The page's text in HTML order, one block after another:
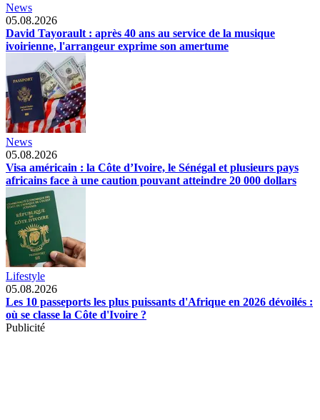
News
05.08.2026
David Tayorault : après 40 ans au service de la musique
ivoirienne, l'arrangeur exprime son amertume
News
05.08.2026
Visa américain : la Côte d’Ivoire, le Sénégal et plusieurs pays
africains face à une caution pouvant atteindre 20 000 dollars
Lifestyle
05.08.2026
Les 10 passeports les plus puissants d'Afrique en 2026 dévoilés :
où se classe la Côte d'Ivoire ?
Publicité